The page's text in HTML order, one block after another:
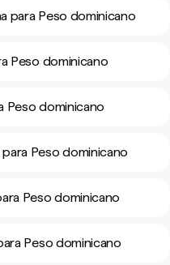
para Peso dominicano
Peso dominicano
Peso dominicano
Peso dominicano
Peso dominicano
Peso dominicano